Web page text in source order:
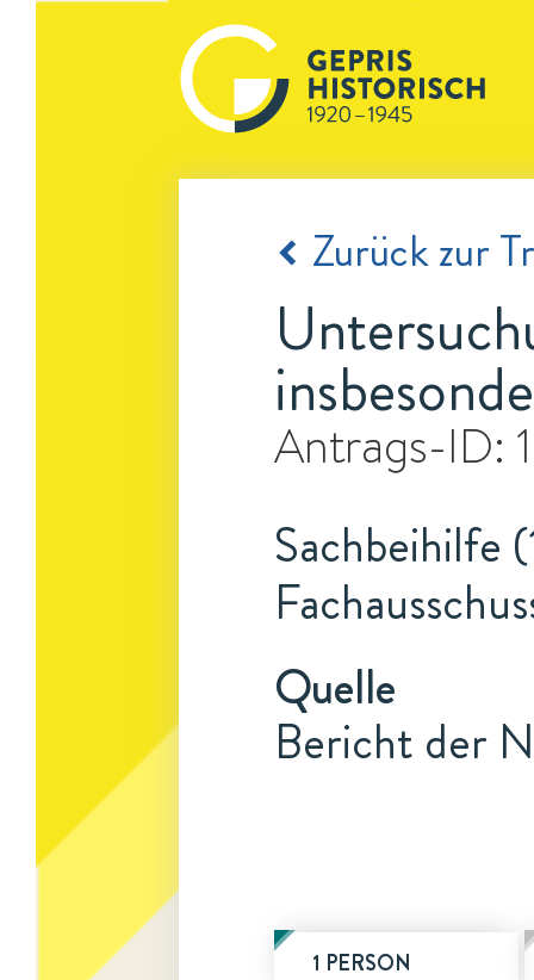
Zurück zur
Antrags-ID:
Sachbeihilfe
Quelle
Bericht der
1 PERSON